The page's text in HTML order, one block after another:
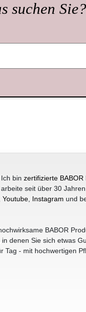
suchen Sie?
bin zertifizierte BABOR
seit über 30
Youtube, Instagram und
BABOR
denen Sie sich etwas
Tag - mit hochwertigen